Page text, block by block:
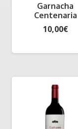
Garnacha
Centenaria
10,00€